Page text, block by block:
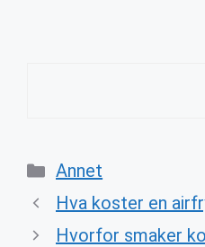
Categories
Annet
Hva koster en
Hvorfor smaker